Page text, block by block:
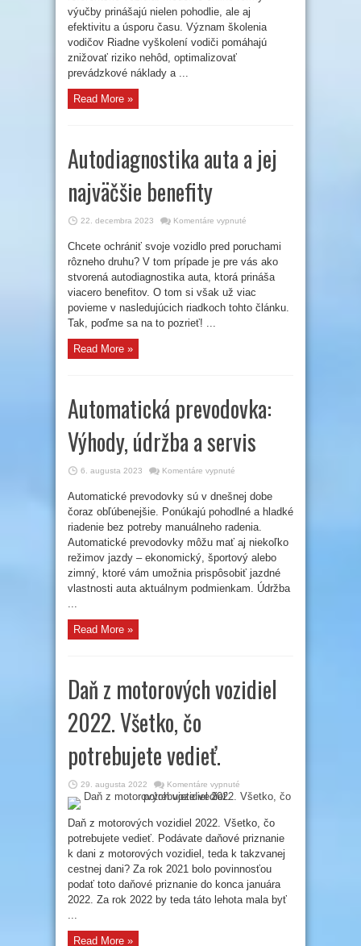
výučby prinášajú nielen pohodlie, ale aj
efektivitu a úsporu času. Význam školenia
vodičov Riadne vyškolení vodiči pomáhajú
znižovať riziko nehôd, optimalizovať
prevádzkové náklady a ...
Read More »
Autodiagnostika auta a jej
najväčšie benefity
22. decembra 2023 Komentáre vypnuté
a
najväčšie
benefity
Chcete ochrániť svoje vozidlo pred poruchami
rôzneho druhu? V tom prípade je pre vás ako
stvorená autodiagnostika auta, ktorá prináša
viacero benefitov. O tom si však už viac
povieme v nasledujúcich riadkoch tohto článku.
Tak, poďme sa na to pozrieť! ...
Read More »
Automatická prevodovka:
Výhody, údržba a servis
6. augusta 2023 Komentáre vypnuté
Výhody,
údržba
a
servis
Automatické prevodovky sú v dnešnej dobe
čoraz obľúbenejšie. Ponúkajú pohodlné a hladké
riadenie bez potreby manuálneho radenia.
Automatické prevodovky môžu mať aj niekoľko
režimov jazdy – ekonomický, športový alebo
zimný, ktoré vám umožnia prispôsobiť jazdné
vlastnosti auta aktuálnym podmienkam. Údržba
Read More »
Daň z motorových vozidiel
2022. Všetko, čo
potrebujete vedieť.
29. augusta 2022 Komentáre vypnuté
Daň
z
vozidiel
2022.
Všetko,
čo
potrebujete
vedieť.
Daň z motorových vozidiel 2022. Všetko, čo
potrebujete vedieť. Podávate daňové priznanie
k dani z motorových vozidiel, teda k takzvanej
cestnej dani? Za rok 2021 bolo povinnosťou
podať toto daňové priznanie do konca januára
2022. Za rok 2022 by teda táto lehota mala byť
Read More »